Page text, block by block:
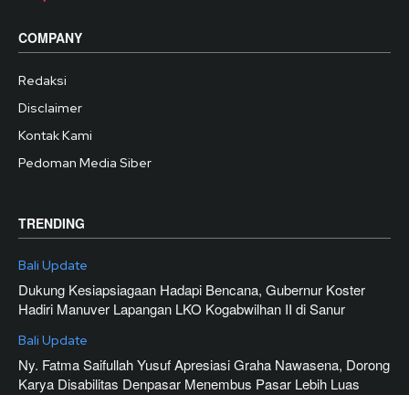
COMPANY
Redaksi
Disclaimer
Kontak Kami
Pedoman Media Siber
TRENDING
Bali Update
Dukung Kesiapsiagaan Hadapi Bencana, Gubernur Koster
Hadiri Manuver Lapangan LKO Kogabwilhan II di Sanur
Bali Update
Ny. Fatma Saifullah Yusuf Apresiasi Graha Nawasena, Dorong
Karya Disabilitas Denpasar Menembus Pasar Lebih Luas